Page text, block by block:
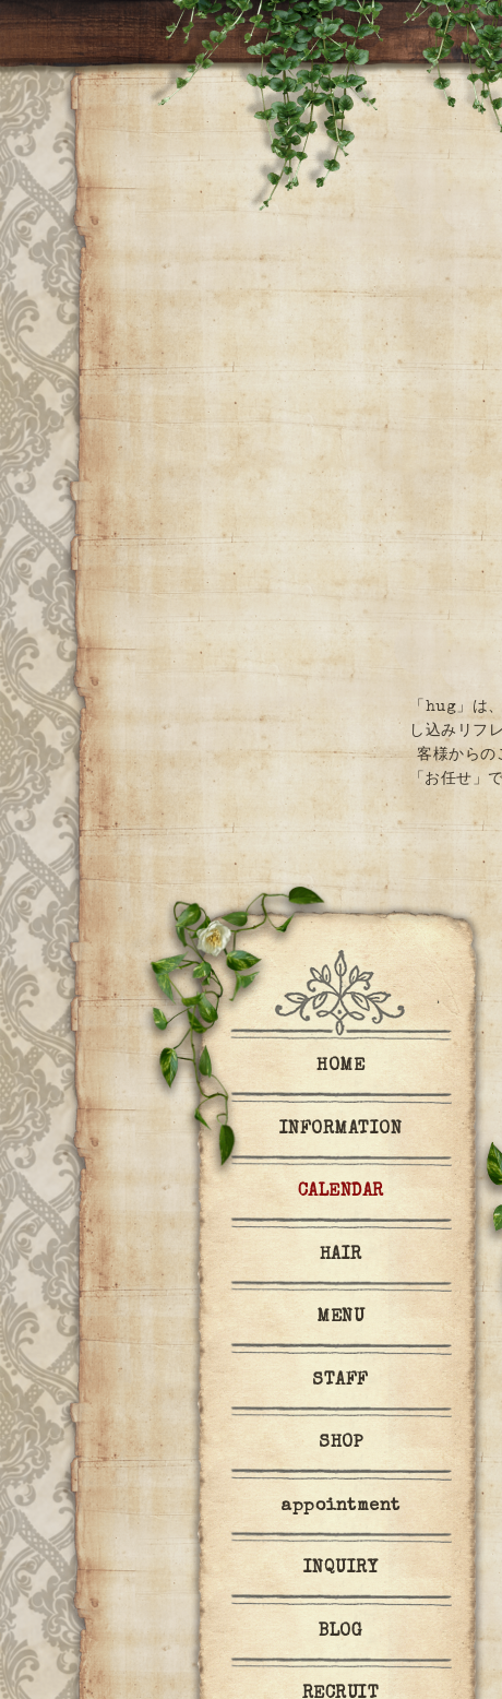
「hug」は
し込みリフ
客様からの
「お任せ」
HOME
INFORMATION
CALENDAR
HAIR
MENU
STAFF
SHOP
appointment
INQUIRY
BLOG
RECRUIT